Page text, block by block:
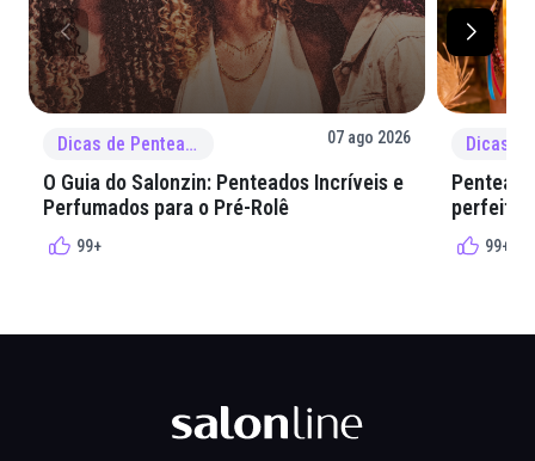
Dicas de Penteado 07 ago 2026
O Guia do Salonzin: Penteados Incríveis e
Perfumados para o Pré-Rolê
99+
perfeita
99+